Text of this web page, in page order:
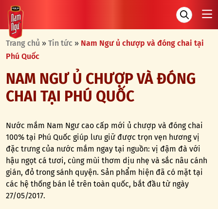
Trang chủ » Tin tức » Nam Ngư ủ chượp và đóng chai tại
Phú Quốc
NAM NGƯ Ủ CHƯỢP VÀ ĐÓNG
CHAI TẠI PHÚ QUỐC
Nước mắm Nam Ngư cao cấp mới ủ chượp và đóng chai
100% tại Phú Quốc giúp lưu giữ được trọn vẹn hương vị
đặc trưng của nước mắm ngay tại nguồn: vị đậm đà với
hậu ngọt cá tươi, cùng mùi thơm dịu nhẹ và sắc nâu cánh
gián, đỏ trong sánh quyện. Sản phẩm hiện đã có mặt tại
các hệ thống bán lẻ trên toàn quốc, bắt đầu từ ngày
27/05/2017.